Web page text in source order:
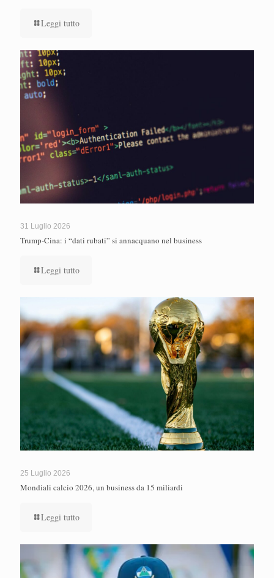
Leggi tutto
31 Luglio 2026
Trump-Cina: i “dati rubati” si annacquano nel business
Leggi tutto
25 Luglio 2026
Mondiali calcio 2026, un business da 15 miliardi
Leggi tutto